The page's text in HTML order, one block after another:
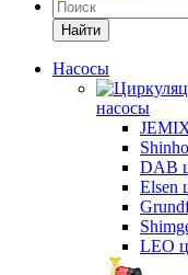
Найти
Насосы
насосы
DAB
Elsen
LEO